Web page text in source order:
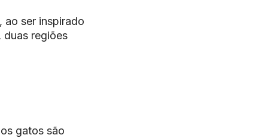
ao ser inspirado
duas regiões
gatos são